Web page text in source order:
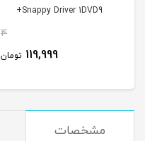
+Snappy Driver 1DVD9
4
119,999 تومان
مشخصات